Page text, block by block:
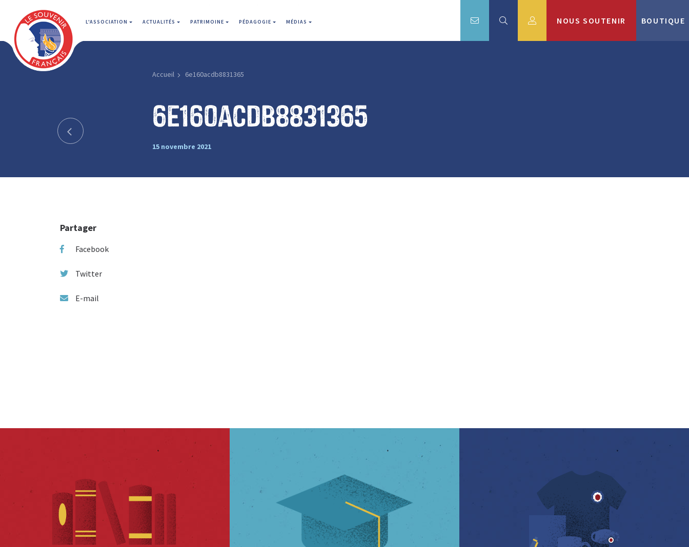
L'ASSOCIATION ACTUALITÉS PATRIMOINE PÉDAGOGIE MÉDIAS NOUS SOUTENIR BOUTIQUE
Accueil 6e160acdb8831365
6e160acdb8831365
15 novembre 2021
Partager
Facebook
Twitter
E-mail